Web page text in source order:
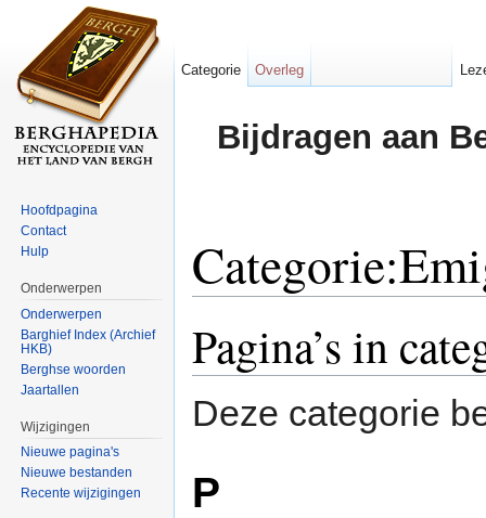
Bijdragen aan
Pagina’s in
Deze categorie
P
Categorie Overleg
Hoofdpagina
Contact
Hulp
Onderwerpen
Onderwerpen
Barghief Index (Archief
HKB)
Berghse woorden
Jaartallen
Wijzigingen
Nieuwe pagina's
Nieuwe bestanden
Recente wijzigingen